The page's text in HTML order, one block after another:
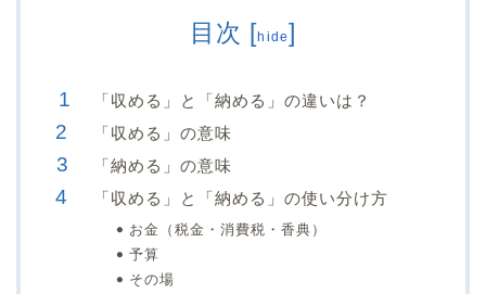
目次 [hide]
「収める」と「納める」の違いは？
「収める」の意味
「納める」の意味
「収める」と「納める」の使い分け方
お金（税金・消費税・香典）
予算
その場